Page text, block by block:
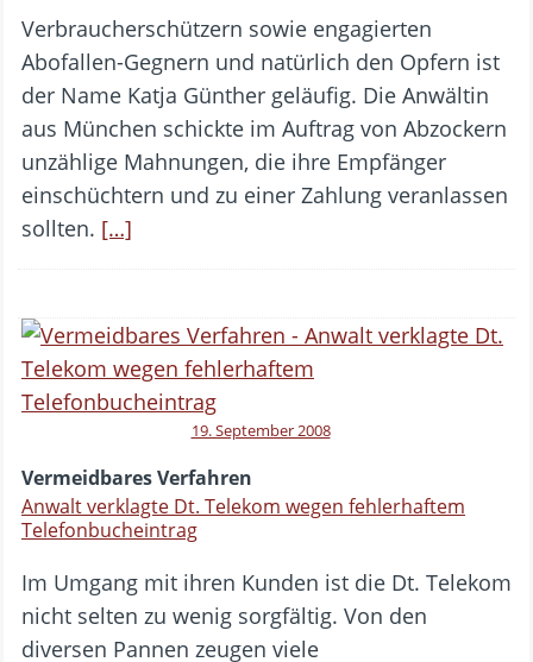
Verbraucherschützern sowie engagierten
Abofallen-Gegnern und natürlich den Opfern ist
der Name Katja Günther geläufig. Die Anwältin
aus München schickte im Auftrag von Abzockern
unzählige Mahnungen, die ihre Empfänger
einschüchtern und zu einer Zahlung veranlassen
sollten. […]
19. September 2008
Vermeidbares Verfahren
Anwalt verklagte Dt. Telekom wegen fehlerhaftem
Telefonbucheintrag
Im Umgang mit ihren Kunden ist die Dt. Telekom
nicht selten zu wenig sorgfältig. Von den
diversen Pannen zeugen viele